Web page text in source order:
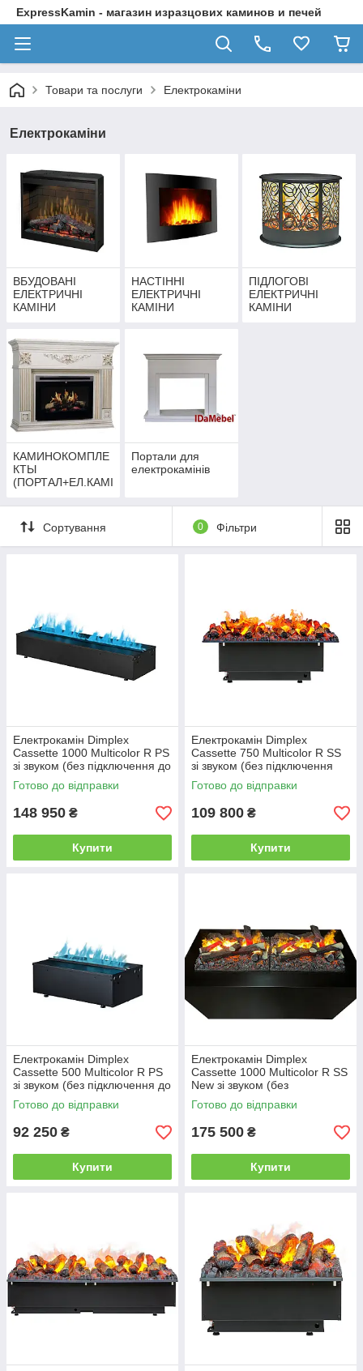
ExpressKamin - магазин изразцових каминов и печей
Товари та послуги Електрокаміни
Електрокаміни
ВБУДОВАНІ
ЕЛЕКТРИЧНІ
КАМІНИ
НАСТІННІ
ЕЛЕКТРИЧНІ
КАМІНИ
ПІДЛОГОВІ
ЕЛЕКТРИЧНІ
КАМІНИ
КАМИНОКОМПЛЕ
КТЫ
(ПОРТАЛ+ЕЛ.КАМІ
Портали для
електрокамінів
Сортування 0 Фільтри
Електрокамін Dimplex
Cassette 1000 Multicolor R PS
зі звуком (без підключення до
води, без дров)
Готово до відправки
148 950 ₴
Купити
Електрокамін Dimplex
Cassette 750 Multicolor R SS
зі звуком (без підключення
води, з дровами)
Готово до відправки
109 800 ₴
Купити
Електрокамін Dimplex
Cassette 500 Multicolor R PS
зі звуком (без підключення до
води, без дров)
Готово до відправки
92 250 ₴
Купити
Електрокамін Dimplex
Cassette 1000 Multicolor R SS
New зі звуком (без
підключення до води, з
дровами NEW)
Готово до відправки
175 500 ₴
Купити